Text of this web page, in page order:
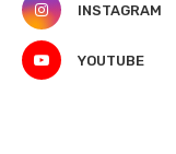
INSTAGRAM
YOUTUBE